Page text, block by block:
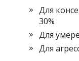
Для
30%
Для
Для